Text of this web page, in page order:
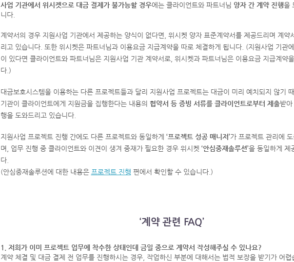
사업 기관에서 위시켓으로 대금 결제가 불가능할 경우에는 클라이언트와 파트너님 양자 간 계약 진행을
니다.
계약서의 경우 지원사업 기관에서 제공하는 양식이 없다면, 위시켓 양자 표준계약서를 제공드리며 계약
리고 있습니다. 또한 위시켓은 파트너님과 이용요금 지급계약을 따로 체결하게 됩니다. (지원사업 기관
이 있다면 클라이언트와 파트너님은 지원사업 기관 계약서로, 위시켓과 파트너님은 이용요금 지급계약
다.)
대금보호시스템을 이용하는 다른 프로젝트들과 달리 지원사업 프로젝트는 대금이 미리 예치되지 않기
기관이 클라이언트에게 지원금을 집행한다는 내용의 협약서 등 증빙 서류를 클라이언트로부터 제출받아
행을 도와드리고 있습니다.
지원사업 프로젝트 진행 간에도 다른 프로젝트와 동일하게 ‘프로젝트 성공 매니저’가 프로젝트 관리에
며, 업무 진행 중 클라이언트와 이견이 생겨 중재가 필요한 경우 위시켓 ‘안심중재솔루션’을 동일하게 제
다.
(안심중재솔루션에 대한 내용은 프로젝트 진행 편에서 확인할 수 있습니다.)
‘계약 관련 FAQ’
1. 저희가 이미 프로젝트 업무에 착수한 상태인데 금일 중으로 계약서 작성해주실 수 있나요?
계약 체결 및 대금 결제 전 업무를 진행하시는 경우, 작업하신 부분에 대해서는 법적 보장을 받기가 어렵